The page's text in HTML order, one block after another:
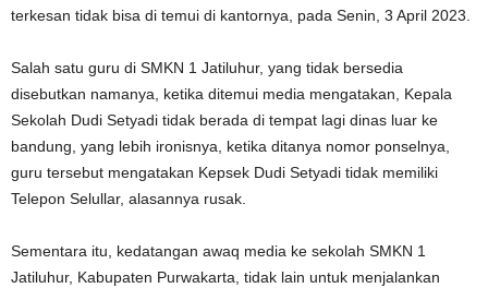
terkesan tidak bisa di temui di kantornya, pada Senin, 3 April 2023.
Salah satu guru di SMKN 1 Jatiluhur, yang tidak bersedia
disebutkan namanya, ketika ditemui media mengatakan, Kepala
Sekolah Dudi Setyadi tidak berada di tempat lagi dinas luar ke
bandung, yang lebih ironisnya, ketika ditanya nomor ponselnya,
guru tersebut mengatakan Kepsek Dudi Setyadi tidak memiliki
Telepon Selullar, alasannya rusak.
Sementara itu, kedatangan awaq media ke sekolah SMKN 1
Jatiluhur, Kabupaten Purwakarta, tidak lain untuk menjalankan